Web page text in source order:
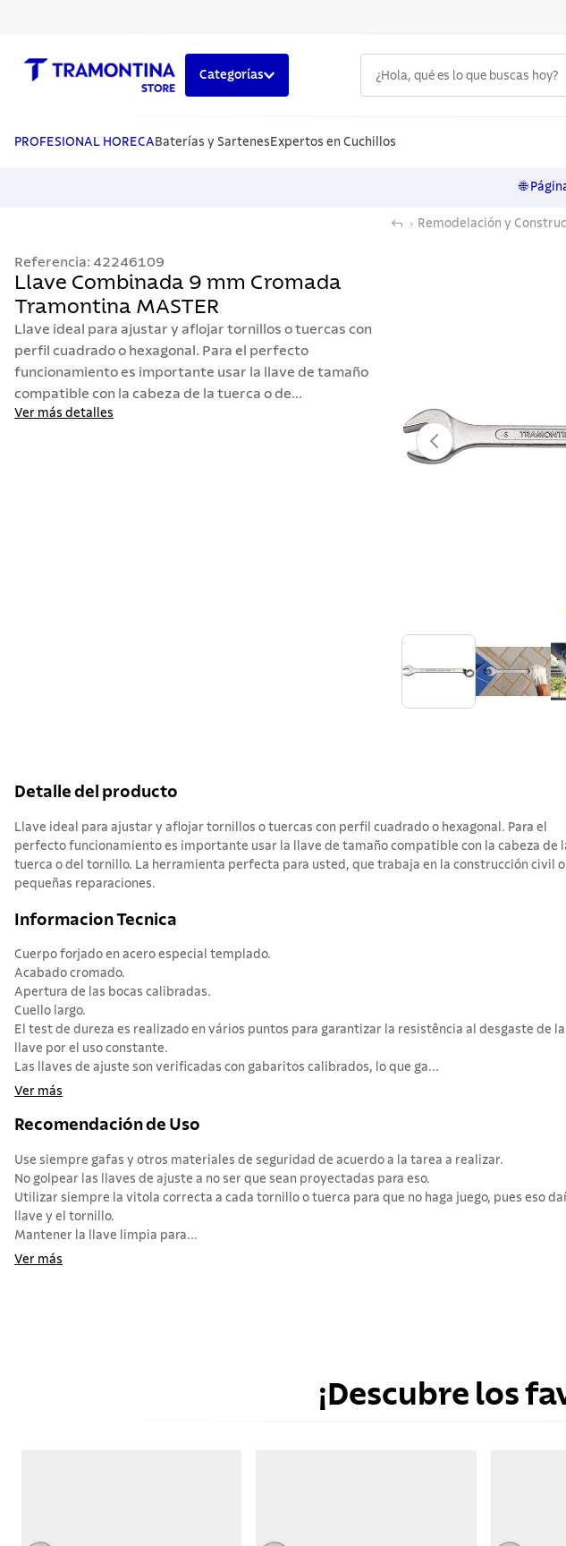
Categorías
PROFESIONAL HORECA Baterías y Sartenes Expertos en Cuchillos
🌐
Remodelación y
Referencia: 42246109
Llave Combinada 9 mm Cromada
Tramontina MASTER
Llave ideal para ajustar y aflojar tornillos o tuercas con
perfil cuadrado o hexagonal. Para el perfecto
funcionamiento es importante usar la llave de tamaño
compatible con la cabeza de la tuerca o de...
Ver más detalles
Detalle del producto
Llave ideal para ajustar y aflojar tornillos o tuercas con perfil cuadrado o hexagonal. Para el
perfecto funcionamiento es importante usar la llave de tamaño compatible con la cabeza de
tuerca o del tornillo. La herramienta perfecta para usted, que trabaja en la construcción civil o
pequeñas reparaciones.
Informacion Tecnica
Cuerpo forjado en acero especial templado.
Acabado cromado.
Apertura de las bocas calibradas.
Cuello largo.
El test de dureza es realizado en vários puntos para garantizar la resistência al desgaste de la
llave por el uso constante.
Las llaves de ajuste son verificadas con gabaritos calibrados, lo que ga...
Ver más
Recomendación de Uso
Use siempre gafas y otros materiales de seguridad de acuerdo a la tarea a realizar.
No golpear las llaves de ajuste a no ser que sean proyectadas para eso.
Utilizar siempre la vitola correcta a cada tornillo o tuerca para que no haga juego, pues eso
llave y el tornillo.
Mantener la llave limpia para...
Ver más
¡Descubre los
1.
cuchillos
5 . ollas